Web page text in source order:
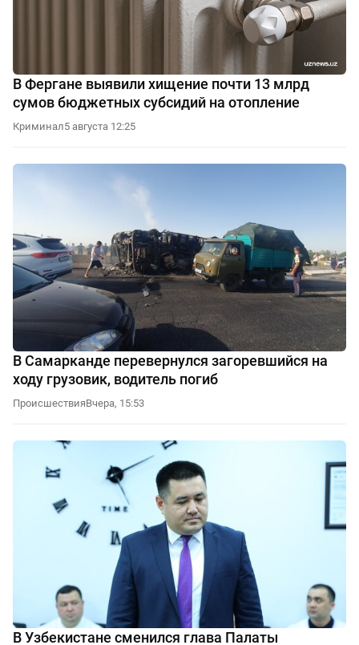
В Фергане выявили хищение почти 13 млрд
сумов бюджетных субсидий на отопление
Криминал5 августа 12:25
В Самарканде перевернулся загоревшийся на
ходу грузовик, водитель погиб
ПроисшествияВчера, 15:53
В Узбекистане сменился глава Палаты